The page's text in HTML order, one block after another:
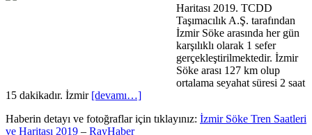
Haritası 2019. TCDD
Taşımacılık A.Ş. tarafından
İzmir Söke arasında her gün
karşılıklı olarak 1 sefer
gerçekleştirilmektedir. İzmir
Söke arası 127 km olup
ortalama seyahat süresi 2 saat
15 dakikadır. İzmir [devamı…]
Haberin detayı ve fotoğraflar için tıklayınız: İzmir Söke Tren Saatleri
ve Haritası 2019 – RayHaber